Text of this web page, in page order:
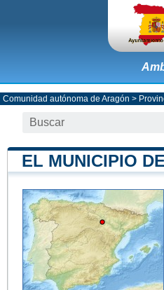
Comunidad autónoma de Aragón >
EL MUNICIPIO